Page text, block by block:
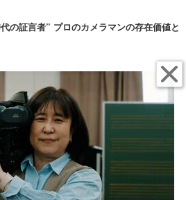
の証言者” プロのカメラマンの存在価値と